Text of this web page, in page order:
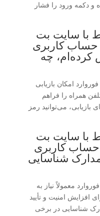
و دکمه ورود را فشار
با سایت بت
حساب کاربری
کرده‌ام، چه
امکان بازیابی
همراه را فراهم
بازیابی، می‌توانید رمز
با سایت بت
حساب کاربری
مدارک شناسایی
معمولاً نیاز به
افزایش امنیت و تأیید
شناسایی در برخی